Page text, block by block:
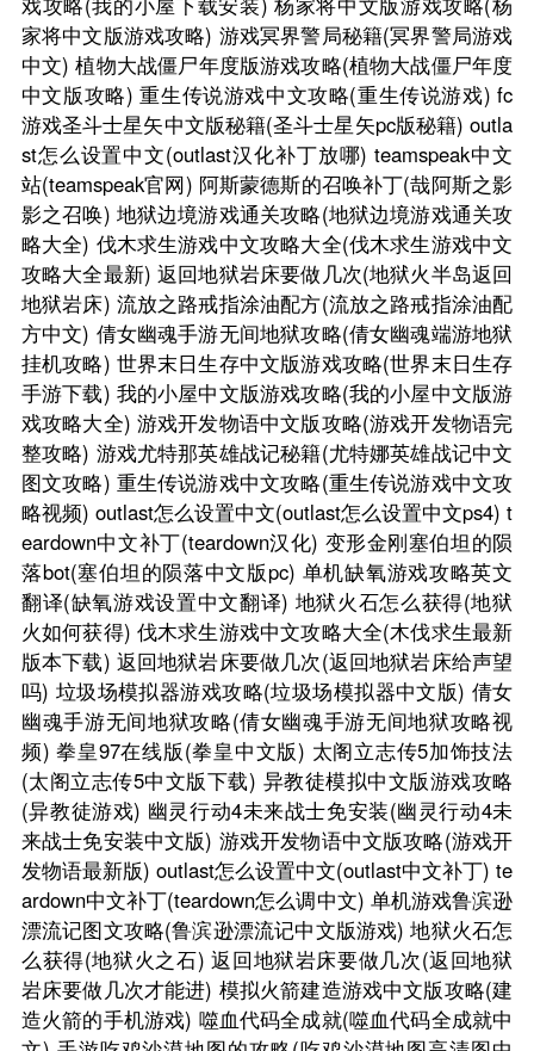
家将中文版游戏攻略) 游戏冥界警局秘籍(冥界警局游戏
中文) 植物大战僵尸年度版游戏攻略(植物大战僵尸年度
中文版攻略) 重生传说游戏中文攻略(重生传说游戏) fc
游戏圣斗士星矢中文版秘籍(圣斗士星矢pc版秘籍) outla
st怎么设置中文(outlast汉化补丁放哪) teamspeak中文
站(teamspeak官网) 阿斯蒙德斯的召唤补丁(哉阿斯之影
影之召唤) 地狱边境游戏通关攻略(地狱边境游戏通关攻
略大全) 伐木求生游戏中文攻略大全(伐木求生游戏中文
攻略大全最新) 返回地狱岩床要做几次(地狱火半岛返回
地狱岩床) 流放之路戒指涂油配方(流放之路戒指涂油配
方中文) 倩女幽魂手游无间地狱攻略(倩女幽魂端游地狱
挂机攻略) 世界末日生存中文版游戏攻略(世界末日生存
手游下载) 我的小屋中文版游戏攻略(我的小屋中文版游
戏攻略大全) 游戏开发物语中文版攻略(游戏开发物语完
整攻略) 游戏尤特那英雄战记秘籍(尤特娜英雄战记中文
图文攻略) 重生传说游戏中文攻略(重生传说游戏中文攻
略视频) outlast怎么设置中文(outlast怎么设置中文ps4) t
eardown中文补丁(teardown汉化) 变形金刚塞伯坦的陨
落bot(塞伯坦的陨落中文版pc) 单机缺氧游戏攻略英文
翻译(缺氧游戏设置中文翻译) 地狱火石怎么获得(地狱
火如何获得) 伐木求生游戏中文攻略大全(木伐求生最新
版本下载) 返回地狱岩床要做几次(返回地狱岩床给声望
吗) 垃圾场模拟器游戏攻略(垃圾场模拟器中文版) 倩女
幽魂手游无间地狱攻略(倩女幽魂手游无间地狱攻略视
频) 拳皇97在线版(拳皇中文版) 太阁立志传5加饰技法
(太阁立志传5中文版下载) 异教徒模拟中文版游戏攻略
(异教徒游戏) 幽灵行动4未来战士免安装(幽灵行动4未
来战士免安装中文版) 游戏开发物语中文版攻略(游戏开
发物语最新版) outlast怎么设置中文(outlast中文补丁) te
ardown中文补丁(teardown怎么调中文) 单机游戏鲁滨逊
漂流记图文攻略(鲁滨逊漂流记中文版游戏) 地狱火石怎
么获得(地狱火之石) 返回地狱岩床要做几次(返回地狱
岩床要做几次才能进) 模拟火箭建造游戏中文版攻略(建
造火箭的手机游戏) 噬血代码全成就(噬血代码全成就中